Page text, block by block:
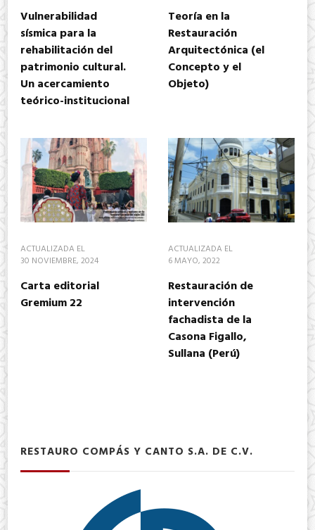
Vulnerabilidad
sísmica para la
rehabilitación del
patrimonio cultural.
Un acercamiento
teórico-institucional
Teoría en la
Restauración
Arquitectónica (el
Concepto y el
Objeto)
ACTUALIZADA EL
30 NOVIEMBRE, 2024
Carta editorial
Gremium 22
ACTUALIZADA EL
6 MAYO, 2022
Restauración de
intervención
fachadista de la
Casona Figallo,
Sullana (Perú)
RESTAURO COMPÁS Y CANTO S.A. DE C.V.